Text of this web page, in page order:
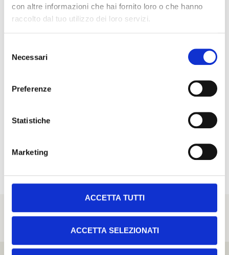
con altre informazioni che hai fornito loro o che hanno
raccolto dal tuo utilizzo dei loro servizi.
delNecessari
Preferenze
Statistiche
Marketing
ACCETTA TUTTI
ACCETTA SELEZIONATI
impiego dei pavimenti e rivestimenti ad uso
industriale, impiegabili anche in campo civile
l’avviamento nelle forme più opportune di iniziative di
tecnologico dei materiali, delle attrezzature e dei
la stesura e la diffusione di testi ed opere scientifiche
e letterarie specifiche del settore inerenti alle finalità
la promozione di tutte le iniziative volte all’istruzione
di settore.
PRECEDENTE